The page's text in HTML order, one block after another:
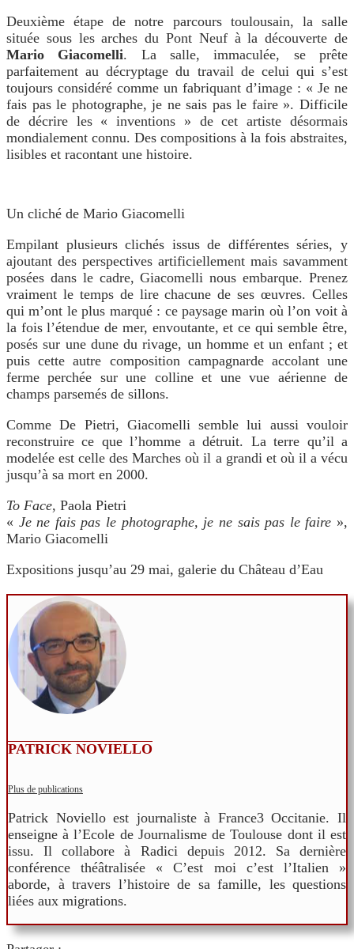
Deuxième étape de notre parcours toulousain, la salle
située sous les arches du Pont Neuf à la découverte de
Mario Giacomelli. La salle, immaculée, se prête
parfaitement au décryptage du travail de celui qui s’est
toujours considéré comme un fabriquant d’image : « Je ne
fais pas le photographe, je ne sais pas le faire ». Difficile
de décrire les « inventions » de cet artiste désormais
mondialement connu. Des compositions à la fois abstraites,
lisibles et racontant une histoire.
Un cliché de Mario Giacomelli
Empilant plusieurs clichés issus de différentes séries, y
ajoutant des perspectives artificiellement mais savamment
posées dans le cadre, Giacomelli nous embarque. Prenez
vraiment le temps de lire chacune de ses œuvres. Celles
qui m’ont le plus marqué : ce paysage marin où l’on voit à
la fois l’étendue de mer, envoutante, et ce qui semble être,
posés sur une dune du rivage, un homme et un enfant ; et
puis cette autre composition campagnarde accolant une
ferme perchée sur une colline et une vue aérienne de
champs parsemés de sillons.
Comme De Pietri, Giacomelli semble lui aussi vouloir
reconstruire ce que l’homme a détruit. La terre qu’il a
modelée est celle des Marches où il a grandi et où il a vécu
jusqu’à sa mort en 2000.
To Face, Paola Pietri
« Je ne fais pas le photographe, je ne sais pas le faire »,
Mario Giacomelli
Expositions jusqu’au 29 mai, galerie du Château d’Eau
PATRICK NOVIELLO
Plus de publications
Patrick Noviello est journaliste à France3 Occitanie. Il
enseigne à l’Ecole de Journalisme de Toulouse dont il est
issu. Il collabore à Radici depuis 2012. Sa dernière
conférence théâtralisée « C’est moi c’est l’Italien »
aborde, à travers l’histoire de sa famille, les questions
liées aux migrations.